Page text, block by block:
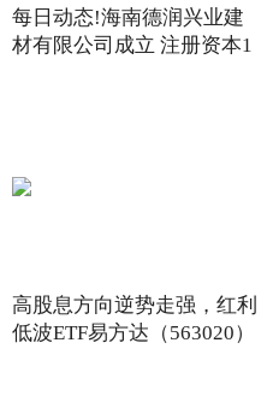
每日动态!海南德润兴业建
材有限公司成立 注册资本1
高股息方向逆势走强，红利
低波ETF易方达（563020）